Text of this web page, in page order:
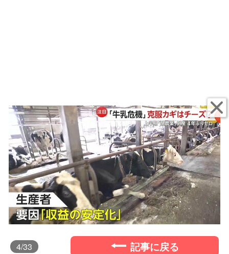
4/33 記事に戻る